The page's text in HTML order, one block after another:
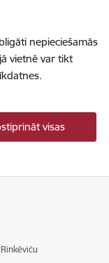
nepieciešamās
vietnē var tikt
visas